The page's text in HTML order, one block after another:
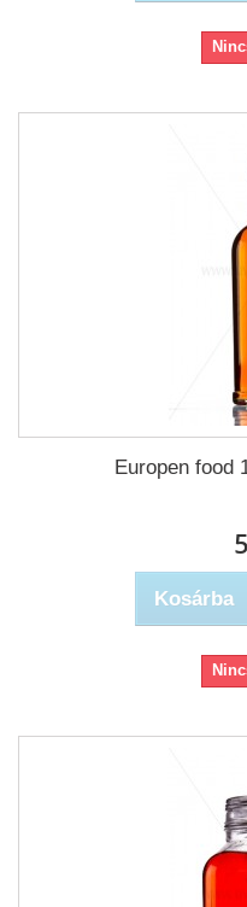
Europen food
Kosárba